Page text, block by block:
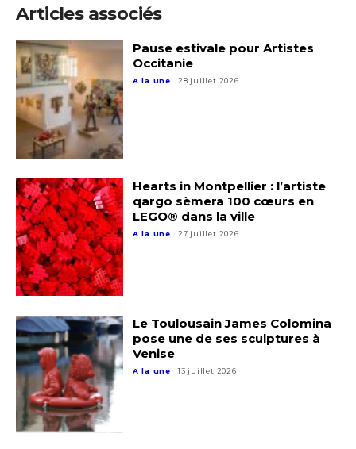
Articles associés
Pause estivale pour Artistes
Occitanie
A la une 28 juillet 2026
Hearts in Montpellier : l’artiste
qargo sèmera 100 cœurs en
LEGO® dans la ville
A la une 27 juillet 2026
Le Toulousain James Colomina
pose une de ses sculptures à
Venise
A la une 13 juillet 2026